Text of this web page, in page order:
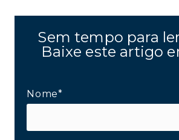
Sem tempo para
Baixe este artigo
Nome*